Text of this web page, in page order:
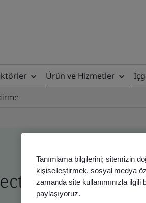
Ürün ve Hizmetler
certificate
Tanımlama bilgilerini; sitemizin
kişiselleştirmek, sosyal medya
zamanda site kullanımınızla
paylaşıyoruz.